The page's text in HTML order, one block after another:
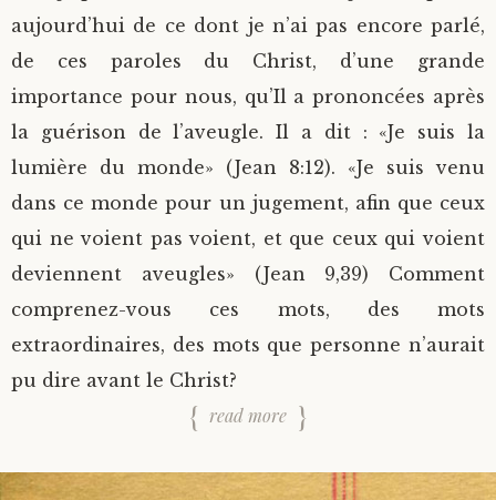
aujourd’hui de ce dont je n’ai pas encore parlé,
de ces paroles du Christ, d’une grande
importance pour nous, qu’Il a prononcées après
la guérison de l’aveugle. Il a dit : «Je suis la
lumière du monde» (Jean 8:12). «Je suis venu
dans ce monde pour un jugement, afin que ceux
qui ne voient pas voient, et que ceux qui voient
deviennent aveugles» (Jean 9,39) Comment
comprenez-vous ces mots, des mots
extraordinaires, des mots que personne n’aurait
pu dire avant le Christ?
read more